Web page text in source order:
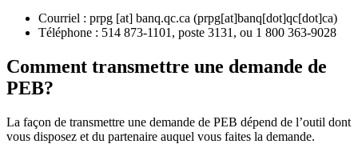
Courriel : prpg [at] banq.qc.ca (prpg[at]banq[dot]qc[dot]ca)
Téléphone : 514 873-1101, poste 3131, ou 1 800 363-9028
Comment transmettre une demande de
PEB?
La façon de transmettre une demande de PEB dépend de l’outil dont
vous disposez et du partenaire auquel vous faites la demande.